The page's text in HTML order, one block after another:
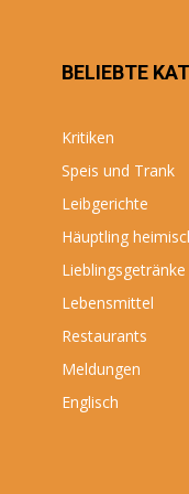
BELIEBTE
Kritiken
Speis und Trank
Leibgerichte
Häuptling
Lieblingsgetränke
Lebensmittel
Restaurants
Meldungen
Englisch